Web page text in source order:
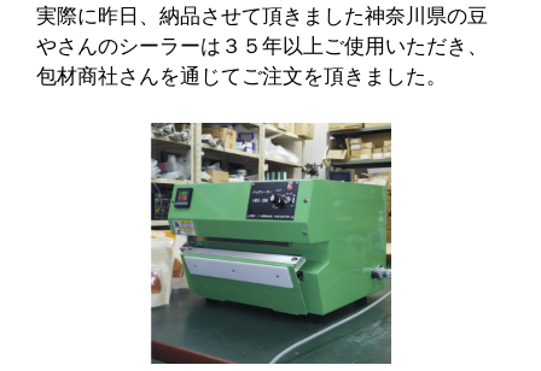
実際に昨日、納品させて頂きました神奈川県の豆
やさんのシーラーは３５年以上ご使用いただき、
包材商社さんを通じてご注文を頂きました。